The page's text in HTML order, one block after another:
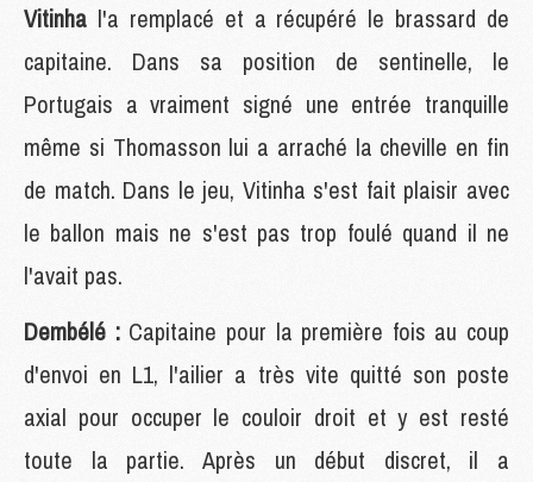
Vitinha l'a remplacé et a récupéré le brassard de
capitaine. Dans sa position de sentinelle, le
Portugais a vraiment signé une entrée tranquille
même si Thomasson lui a arraché la cheville en fin
de match. Dans le jeu, Vitinha s'est fait plaisir avec
le ballon mais ne s'est pas trop foulé quand il ne
l'avait pas.
Dembélé : Capitaine pour la première fois au coup
d'envoi en L1, l'ailier a très vite quitté son poste
axial pour occuper le couloir droit et y est resté
toute la partie. Après un début discret, il a